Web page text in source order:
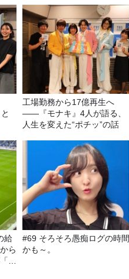
工場勤務から17億再生へ
——『モナキ』4人が語る、
人生を変えた“ポチッ”の話
給
ら
お
#69 そろそろ愚痴ログの時間
かも～。